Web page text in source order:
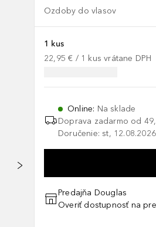
Ozdoby do vlasov
1 kus
22,95 € / 1 kus vrátane DPH
Online: Na sklade
Doprava zadarmo od
Doručenie: st,
Predajňa Douglas
Overiť dostupnosť na